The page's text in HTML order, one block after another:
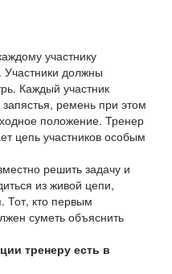
участнику
должны
Каждый участник
ремень при этом
положение. Тренер
цепь участников особым
решить задачу и
из живой цепи,
Тот, кто первым
суметь объяснить
тренеру есть в